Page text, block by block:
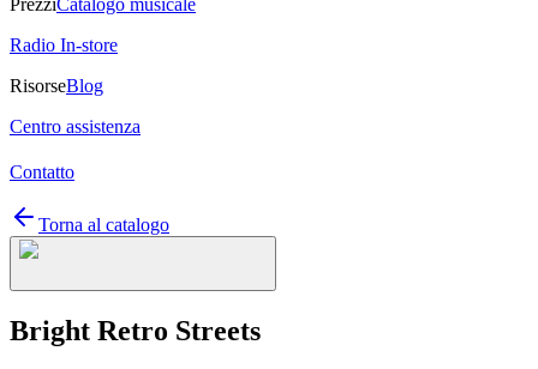
PrezziCatalogo musicale
Radio In-store
RisorseBlog
Centro assistenza
Contatto
Torna al catalogo
Bright Retro Streets